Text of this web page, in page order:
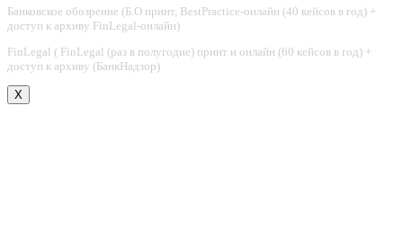
Банковское обозрение (Б.О принт, BestPractice-онлайн (40 кейсов в год) +
доступ к архиву FinLegal-онлайн)
FinLegal ( FinLegal (раз в полугодие) принт и онлайн (60 кейсов в год) +
доступ к архиву (БанкНадзор)
X